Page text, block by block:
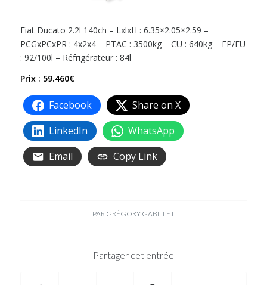
Fiat Ducato 2.2l 140ch – LxlxH : 6.35×2.05×2.59 –
PCGxPCxPR : 4x2x4 – PTAC : 3500kg – CU : 640kg – EP/EU
: 92/100l – Réfrigérateur : 84l
Prix : 59.460€
Facebook
Share on X
LinkedIn
WhatsApp
Email
Copy Link
PAR GRÉGORY GABILLET
Partager cet entrée